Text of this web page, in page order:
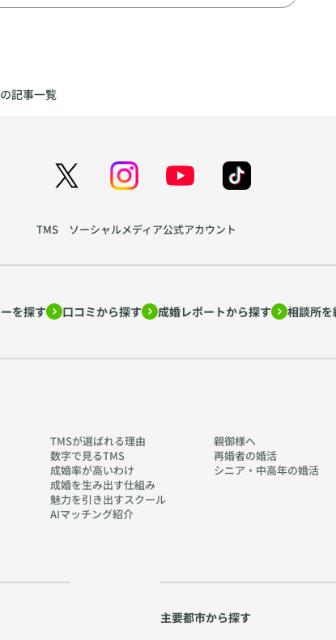
記事一覧
TMS ソーシャルメディア公式アカウント
を探す 口コミから探す 成婚レポートから探す 相談所を
TMSが選ばれる理由
数字で見るTMS
成婚率が高いわけ
成婚を生み出す仕組み
魅力を引き出すスクール
AIマッチング紹介
親御様へ
再婚者の婚活
シニア・中高年の婚活
主要都市から探す